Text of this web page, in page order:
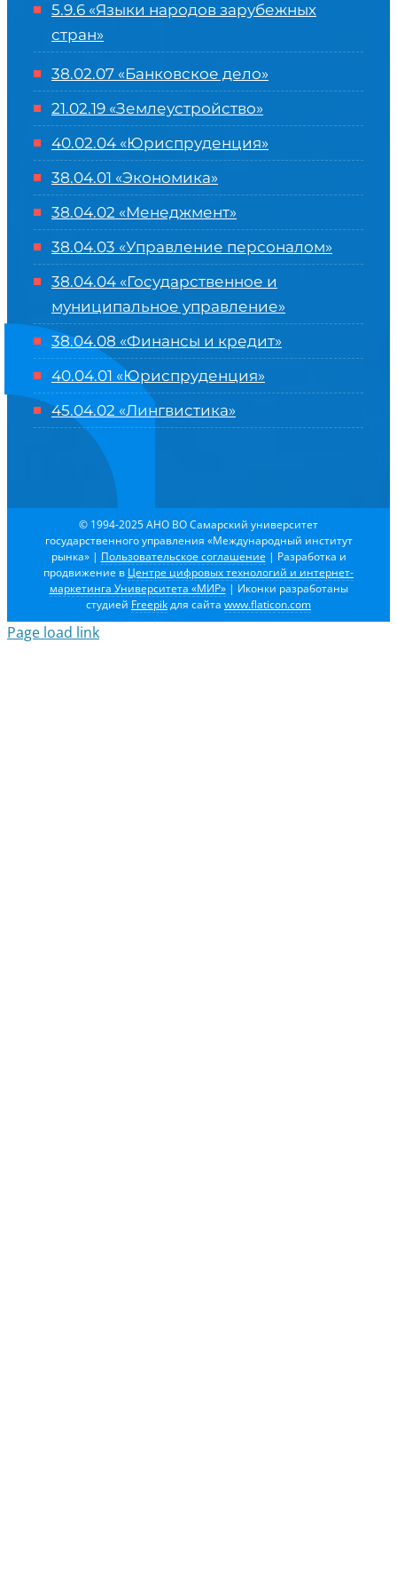
5.9.6 «Языки народов зарубежных
стран»
38.02.07 «Банковское дело»
21.02.19 «Землеустройство»
40.02.04 «Юриспруденция»
38.04.01 «Экономика»
38.04.02 «Менеджмент»
38.04.03 «Управление персоналом»
38.04.04 «Государственное и
муниципальное управление»
38.04.08 «Финансы и кредит»
40.04.01 «Юриспруденция»
45.04.02 «Лингвистика»
© 1994-2025 АНО ВО Самарский университет
государственного управления «Международный институт
рынка» | Пользовательское соглашение | Разработка и
продвижение в Центре цифровых технологий и интернет-
маркетинга Университета «МИР»| Иконки разработаны
студией Freepikдля сайта www.flaticon.com
Page load link